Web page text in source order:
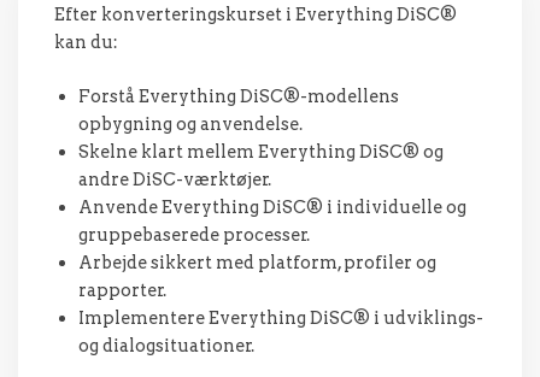
Efter konverteringskurset i Everything DiSC®
kan du:
Forstå Everything DiSC®-modellens
opbygning og anvendelse.
Skelne klart mellem Everything DiSC® og
andre DiSC-værktøjer.
Anvende Everything DiSC® i individuelle og
gruppebaserede processer.
Arbejde sikkert med platform, profiler og
rapporter.
Implementere Everything DiSC® i udviklings-
og dialogsituationer.